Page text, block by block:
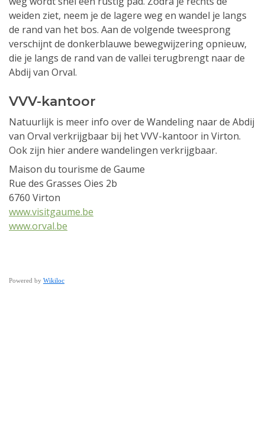
weiden ziet, neem je de lagere weg en wandel je langs
de rand van het bos. Aan de volgende tweesprong
verschijnt de donkerblauwe bewegwijzering opnieuw,
die je langs de rand van de vallei terugbrengt naar de
Abdij van Orval.
VVV-kantoor
Natuurlijk is meer info over de Wandeling naar de Abdij
van Orval verkrijgbaar bij het VVV-kantoor in Virton.
Ook zijn hier andere wandelingen verkrijgbaar.
Maison du tourisme de Gaume
Rue des Grasses Oies 2b
6760 Virton
www.visitgaume.be
www.orval.be
Powered by Wikiloc